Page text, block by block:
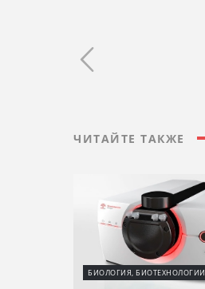
ЧИТАЙТЕ ТАКЖЕ
БИОЛОГИЯ, БИОТЕХНОЛОГИИ